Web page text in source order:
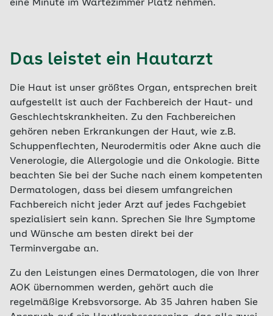
eine Minute im Wartezimmer Platz nehmen.
Das leistet ein Hautarzt
Die Haut ist unser größtes Organ, entsprechen breit
aufgestellt ist auch der Fachbereich der Haut- und
Geschlechtskrankheiten. Zu den Fachbereichen
gehören neben Erkrankungen der Haut, wie z.B.
Schuppenflechten, Neurodermitis oder Akne auch die
Venerologie, die Allergologie und die Onkologie. Bitte
beachten Sie bei der Suche nach einem kompetenten
Dermatologen, dass bei diesem umfangreichen
Fachbereich nicht jeder Arzt auf jedes Fachgebiet
spezialisiert sein kann. Sprechen Sie Ihre Symptome
und Wünsche am besten direkt bei der
Terminvergabe an.
Zu den Leistungen eines Dermatologen, die von Ihrer
AOK übernommen werden, gehört auch die
regelmäßige Krebsvorsorge. Ab 35 Jahren haben Sie